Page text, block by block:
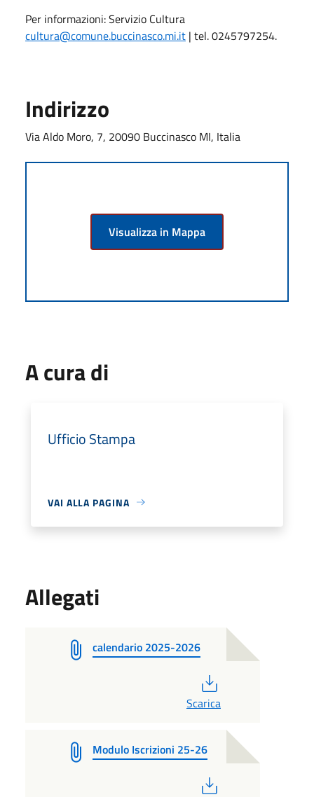
Per informazioni: Servizio Cultura
cultura@comune.buccinasco.mi.it | tel. 0245797254.
Indirizzo
Via Aldo Moro, 7, 20090 Buccinasco MI, Italia
Visualizza in Mappa
A cura di
Ufficio Stampa
VAI ALLA PAGINA
Allegati
calendario 2025-2026
Scarica
Modulo Iscrizioni 25-26